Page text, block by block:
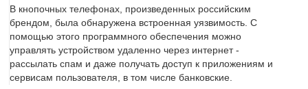
В кнопочных телефонах, произведенных российским
брендом, была обнаружена встроенная уязвимость. С
помощью этого программного обеспечения можно
управлять устройством удаленно через интернет -
рассылать спам и даже получать доступ к приложениям и
сервисам пользователя, в том числе банковские.